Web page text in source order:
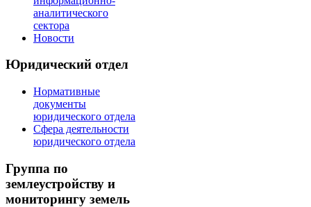
аналитического
сектора
Новости
Юридический отдел
Нормативные
документы
юридического отдела
Сфера деятельности
юридического отдела
Группа по
землеустройству и
мониторингу земель